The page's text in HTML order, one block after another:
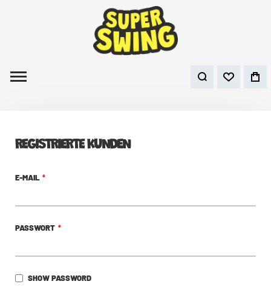
REGISTRIERTE KUNDEN
E-MAIL
PASSWORT
SHOW PASSWORD